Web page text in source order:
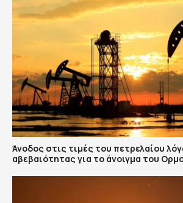
Άνοδος στις τιμές του πετρελαίου
αβεβαιότητας για το άνοιγμα του